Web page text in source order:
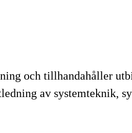
och tillhandahåller
av systemteknik,